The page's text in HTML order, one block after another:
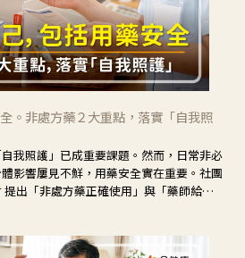
。非處方藥２大重點，落實「自我照
我照護」已成重要課題。然而，日常非必
影響屢見不鮮，用藥安全實在重要。社團
出「非處方藥正確使用」與「藥師給